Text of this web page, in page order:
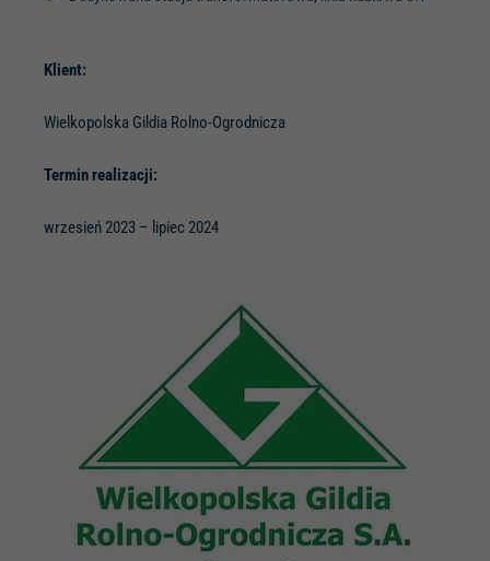
Klient:
Wielkopolska Gildia Rolno-Ogrodnicza
Termin realizacji:
wrzesień 2023 – lipiec 2024